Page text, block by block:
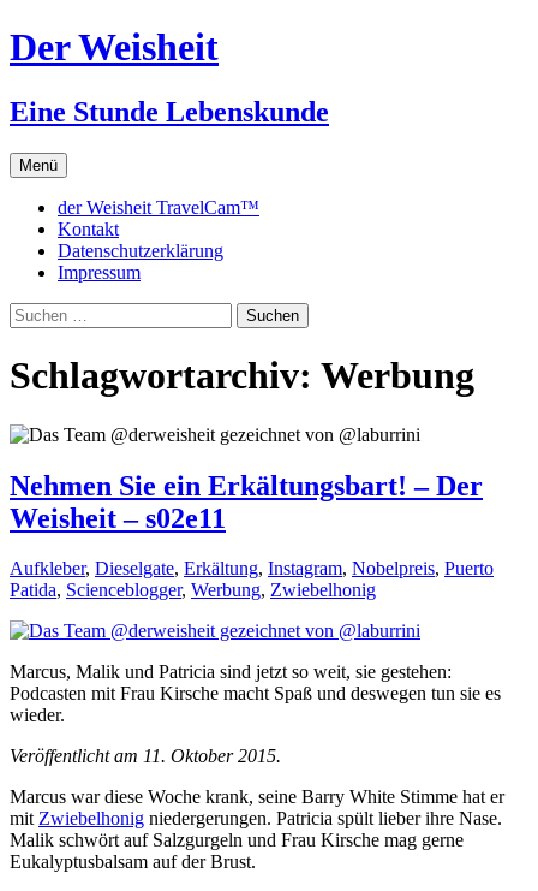
Zum
Inhalt
Der Weisheit
Eine Stunde Lebenskunde
Menü
der Weisheit TravelCam™
Kontakt
Datenschutzerklärung
Impressum
Suchen
nach:
Schlagwortarchiv: Werbung
Nehmen Sie ein Erkältungsbart! – Der
Weisheit – s02e11
Aufkleber, Dieselgate, Erkältung, Instagram, Nobelpreis, Puerto
Patida, Scienceblogger, Werbung, Zwiebelhonig
Marcus, Malik und Patricia sind jetzt so weit, sie gestehen:
Podcasten mit Frau Kirsche macht Spaß und deswegen tun sie es
wieder.
Veröffentlicht am 11. Oktober 2015.
Marcus war diese Woche krank, seine Barry White Stimme hat er
mitZwiebelhonig niedergerungen. Patricia spült lieber ihre Nase.
Malik schwört auf Salzgurgeln und Frau Kirsche mag gerne
Eukalyptusbalsam auf der Brust.